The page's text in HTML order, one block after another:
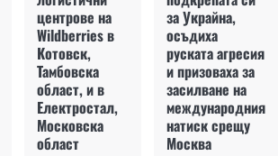
центрове на
Wildberries в
Котовск,
Тамбовска
област, и в
Електростал,
Московска
област
за Украйна,
осъдиха
руската агресия
и призоваха за
засилване на
международния
натиск срещу
Москва